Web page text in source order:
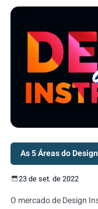
As 5 Áreas do
23 de set. de 2022
O mercado de Design